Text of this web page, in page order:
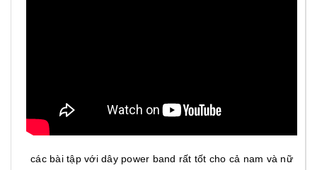
các bài tập với dây power band rất tốt cho cả nam và nữ